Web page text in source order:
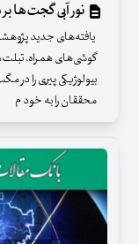
نور آبی گجت‌ها
یافته‌های جدید
گوشی‌های همراه،
بیولوژیکی پیری را
محققان را به خود م